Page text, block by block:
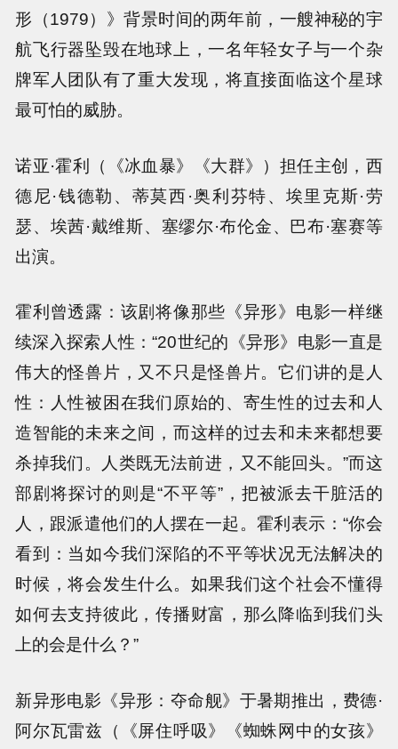
形（1979）》背景时间的两年前，一艘神秘的宇
航飞行器坠毁在地球上，一名年轻女子与一个杂
牌军人团队有了重大发现，将直接面临这个星球
最可怕的威胁。
诺亚·霍利（《冰血暴》《大群》）担任主创，西
德尼·钱德勒、蒂莫西·奥利芬特、埃里克斯·劳
瑟、埃茜·戴维斯、塞缪尔·布伦金、巴布·塞赛等
出演。
霍利曾透露：该剧将像那些《异形》电影一样继
续深入探索人性：“20世纪的《异形》电影一直是
伟大的怪兽片，又不只是怪兽片。它们讲的是人
性：人性被困在我们原始的、寄生性的过去和人
造智能的未来之间，而这样的过去和未来都想要
杀掉我们。人类既无法前进，又不能回头。”而这
部剧将探讨的则是“不平等”，把被派去干脏活的
人，跟派遣他们的人摆在一起。霍利表示：“你会
看到：当如今我们深陷的不平等状况无法解决的
时候，将会发生什么。如果我们这个社会不懂得
如何去支持彼此，传播财富，那么降临到我们头
上的会是什么？”
新异形电影《异形：夺命舰》于暑期推出，费德·
阿尔瓦雷兹（《屏住呼吸》《蜘蛛网中的女孩》